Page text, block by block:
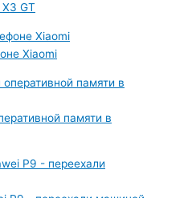
GT
Xiaomi
памяти в